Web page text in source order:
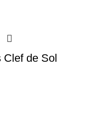
Clef de Sol